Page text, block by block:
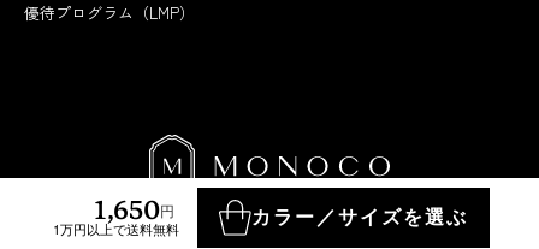
1,650円
1万円以上で送料無料
カラー／サイズを選ぶ
優待プログラム（LMP）
MONOCO INC. 2012-2026